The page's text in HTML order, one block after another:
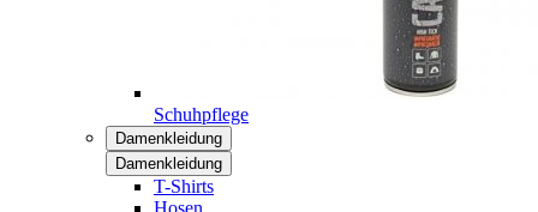
Schuhpflege
Damenkleidung
Damenkleidung
T-Shirts
Hosen